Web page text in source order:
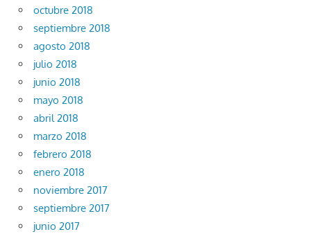
octubre 2018
septiembre 2018
agosto 2018
julio 2018
junio 2018
mayo 2018
abril 2018
marzo 2018
febrero 2018
enero 2018
noviembre 2017
septiembre 2017
junio 2017